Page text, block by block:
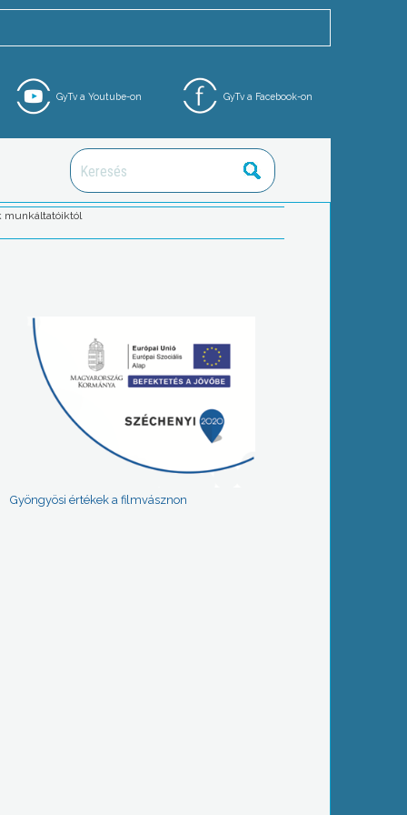
GyTv a Facebook-on
GyTv a Youtube-on
munkáltatóiktól
Gyöngyösi értékek a filmvásznon